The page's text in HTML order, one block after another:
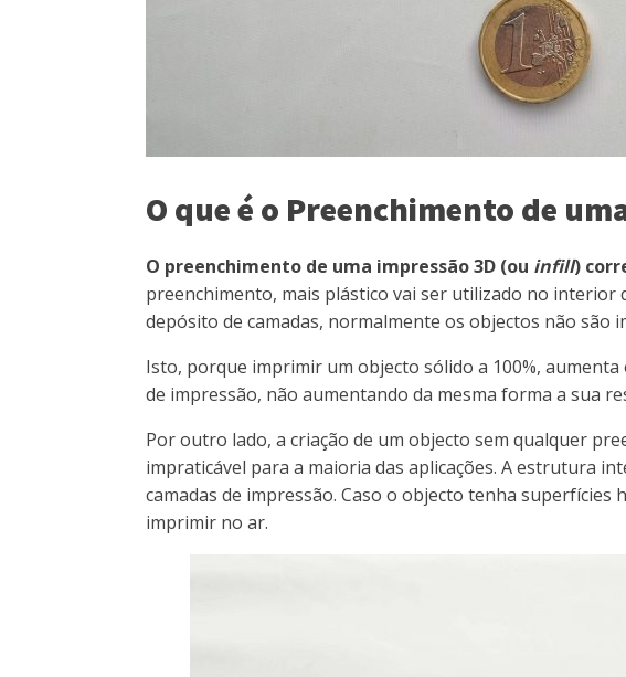
O que é o Preenchimento de
O preenchimento de uma impressão 3D (ou infill)
preenchimento, mais plástico vai ser utilizado no interior
depósito de camadas, normalmente os objectos não são
Isto, porque imprimir um objecto sólido a 100%,
de impressão, não aumentando da mesma forma a sua
Por outro lado, a criação de um objecto sem qualquer
impraticável para a maioria das aplicações. A estrutura
camadas de impressão. Caso o objecto tenha
imprimir no ar.